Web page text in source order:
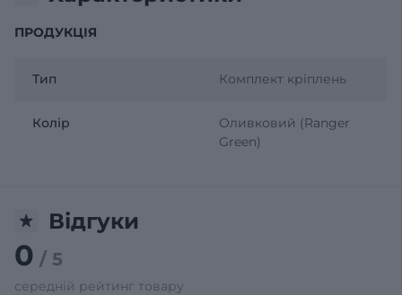
ПРОДУКЦІЯ
Тип Комплект кріплень
Колір
Оливковий (Ranger
Green)
Відгуки
0 / 5
середній рейтинг товару